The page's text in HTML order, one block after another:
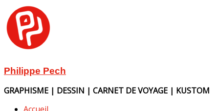
Aller
au
contenu
Philippe Pech
GRAPHISME | DESSIN | CARNET DE VOYAGE | KUSTOM
Menu